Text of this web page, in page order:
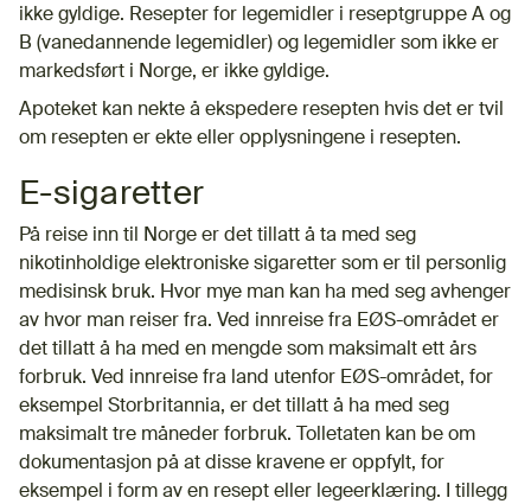
ikke gyldige. Resepter for legemidler i reseptgruppe A og
B (vanedannende legemidler) og legemidler som ikke er
markedsført i Norge, er ikke gyldige.
Apoteket kan nekte å ekspedere resepten hvis det er tvil
om resepten er ekte eller opplysningene i resepten.
E-sigaretter
På reise inn til Norge er det tillatt å ta med seg
nikotinholdige elektroniske sigaretter som er til personlig
medisinsk bruk. Hvor mye man kan ha med seg avhenger
av hvor man reiser fra. Ved innreise fra EØS-området er
det tillatt å ha med en mengde som maksimalt ett års
forbruk. Ved innreise fra land utenfor EØS-området, for
eksempel Storbritannia, er det tillatt å ha med seg
maksimalt tre måneder forbruk. Tolletaten kan be om
dokumentasjon på at disse kravene er oppfylt, for
eksempel i form av en resept eller legeerklæring. I tillegg